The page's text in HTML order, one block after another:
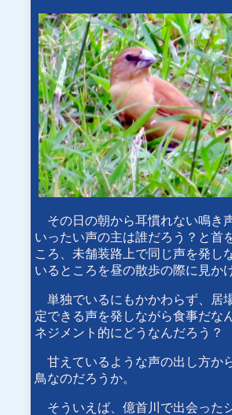
その日の朝から耳慣れない鳴き
いったい声の主は誰だろう？と首
ころ、未舗装路上で同じ声を発し
いるところを昼の散歩の際に見か
単独でいるにもかかわらず、居
定できる声を発しながら食事だな
ネジメント的にどうなんだろう？
甘えているような声の出し方か
鳥なのだろうか。
そういえば、億首川で出会った